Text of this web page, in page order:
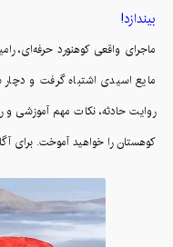
بیندازد!
ماجرای واقعی کوهنورد حرفه‌ای،
مایع اسیدی اشتباه گرفت و دچار
روایت حادثه، نکات مهم آموزشی
کوهستان را خواهید آموخت. برای